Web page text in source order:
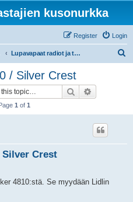
kusonurkka
Login
Register
Lupavapaat radiot ja taajuudet (LA-CB-PR27, PMR446)
/ Silver Crest
Search
1 of 1
Silver Crest
4810:stä. Se myydään Lidlin